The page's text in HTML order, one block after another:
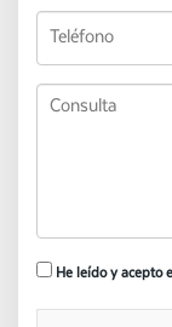
He leído y acepto el